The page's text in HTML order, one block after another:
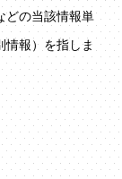
どの当該情報単
情報）を指しま